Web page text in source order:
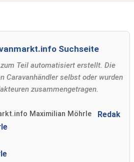
Suchseite
Teil automatisiert erstellt. Die
Caravanhändler selbst oder wurden
zusammengetragen.
Redak